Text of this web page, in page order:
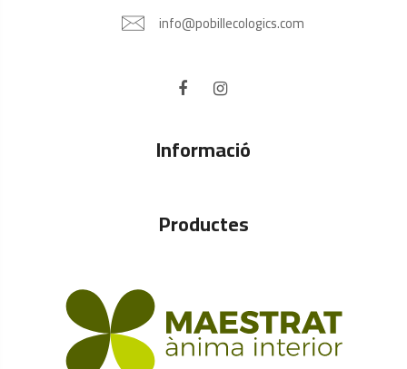
info@pobillecologics.com
Informació
Productes